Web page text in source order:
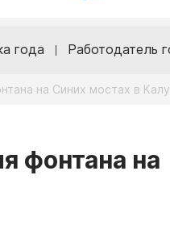
года Работодатель
на Синих мостах в
фонтана на